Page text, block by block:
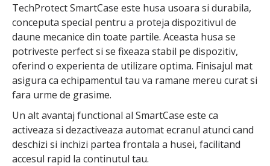
TechProtect SmartCase este husa usoara si durabila,
conceputa special pentru a proteja dispozitivul de
daune mecanice din toate partile. Aceasta husa se
potriveste perfect si se fixeaza stabil pe dispozitiv,
oferind o experienta de utilizare optima. Finisajul mat
asigura ca echipamentul tau va ramane mereu curat si
fara urme de grasime.
Un alt avantaj functional al SmartCase este ca
activeaza si dezactiveaza automat ecranul atunci cand
deschizi si inchizi partea frontala a husei, facilitand
accesul rapid la continutul tau.